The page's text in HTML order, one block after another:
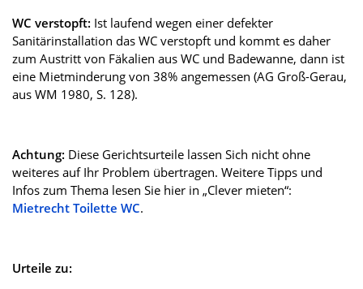
WC verstopft: Ist laufend wegen einer defekter
Sanitärinstallation das WC verstopft und kommt es daher
zum Austritt von Fäkalien aus WC und Badewanne, dann ist
eine Mietminderung von 38% angemessen (AG Groß-Gerau,
aus WM 1980, S. 128).
Achtung: Diese Gerichtsurteile lassen Sich nicht ohne
weiteres auf Ihr Problem übertragen. Weitere Tipps und
Infos zum Thema lesen Sie hier in „Clever mieten“:
Mietrecht Toilette WC.
Urteile zu: